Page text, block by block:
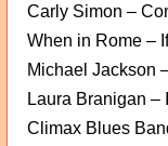
Carly Simon –
When in Rome –
Michael Jackson
Laura Branigan –
Climax Blues